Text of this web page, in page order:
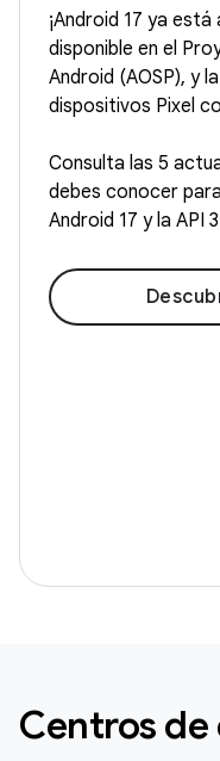
¡Android 17 ya
disponible en el
Android (AOSP), y
dispositivos Pixel
Consulta las 5
debes conocer
Android 17 y la API
Centros